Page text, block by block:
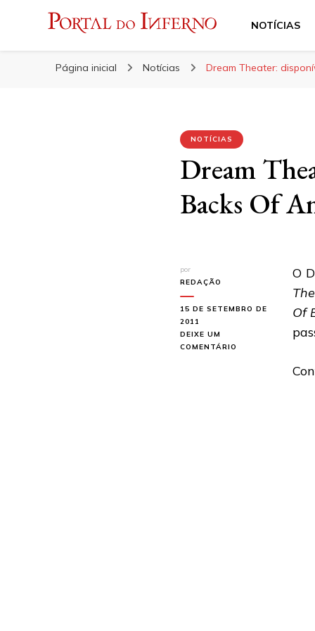
Portal do Inferno
NOTÍCIAS
Página inicial Notícias Dream Theater:
NOTÍCIAS
Dream
Backs Of
por
REDAÇÃO
15 DE SETEMBRO DE
2011
DEIXE UM
COMENTÁRIO
O
Of